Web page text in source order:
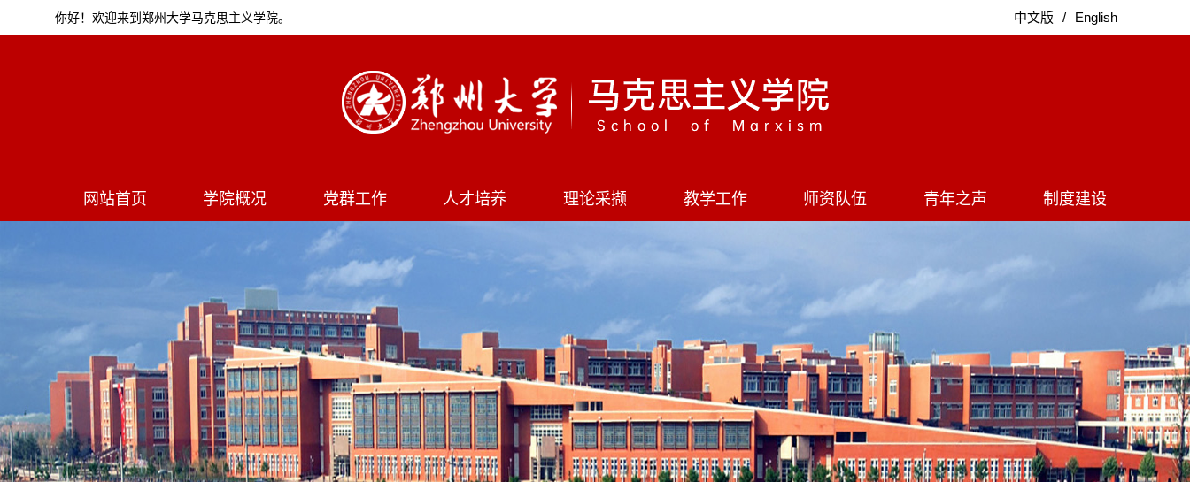
你好！欢迎来到郑州大学马克思主义学院。 中文版 / English
网站首页 学院概况 党群工作 人才培养 理论采撷 教学工作 师资队伍 青年之声 制度建设